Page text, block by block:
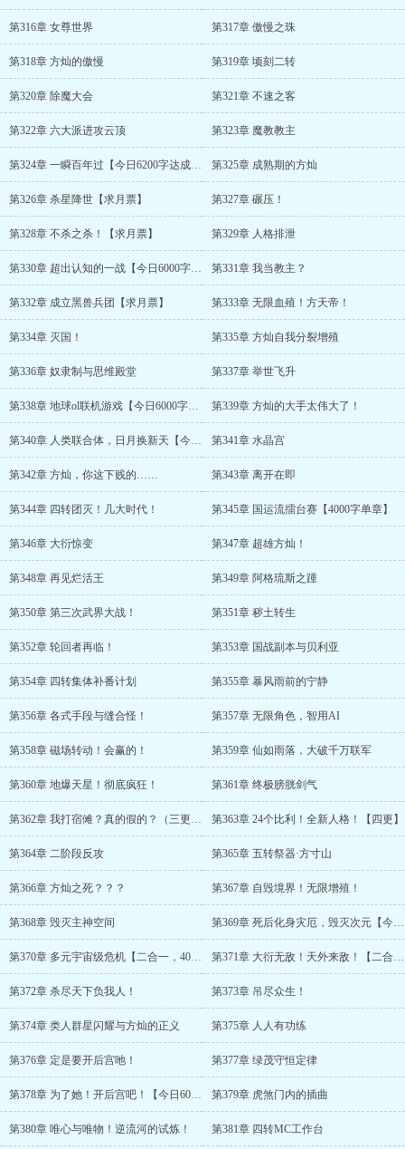
第316章 女尊世界 第317章 傲慢之珠
第318章 方灿的傲慢 第319章 顷刻二转
第320章 除魔大会 第321章 不速之客
第322章 六大派进攻云顶 第323章 魔教教主
第324章 一瞬百年过【今日6200字达成，明天月初求月票】 第325章 成熟期的方灿
第326章 杀星降世【求月票】 第327章 碾压！
第328章 不杀之杀！【求月票】 第329章 人格排泄
第330章 超出认知的一战【今日6000字达成，月初求月票】 第331章 我当教主？
第332章 成立黑兽兵团【求月票】 第333章 无限血殖！方天帝！
第334章 灭国！ 第335章 方灿自我分裂增殖
第336章 奴隶制与思维殿堂 第337章 举世飞升
第338章 地球ol联机游戏【今日6000字达成，求月票】 第339章 方灿的大手太伟大了！
第340章 人类联合体，日月换新天【今日6000，求订阅,】 第341章 水晶宫
第342章 方灿，你这下贱的…… 第343章 离开在即
第344章 四转团灭！几大时代！ 第345章 国运流擂台赛【4000字单章】
第346章 大衍惊变 第347章 超雄方灿！
第348章 再见烂活王 第349章 阿格琉斯之踵
第350章 第三次武界大战！ 第351章 秽土转生
第352章 轮回者再临！ 第353章 国战副本与贝利亚
第354章 四转集体补番计划 第355章 暴风雨前的宁静
第356章 各式手段与缝合怪！ 第357章 无限角色，智用AI
第358章 磁场转动！会赢的！ 第359章 仙如雨落，大破千万联军
第360章 地爆天星！彻底疯狂！ 第361章 终极膀胱剑气
第362章 我打宿傩？真的假的？（三更求月票） 第363章 24个比利！全新人格！【四更】
第364章 二阶段反攻 第365章 五转祭器·方寸山
第366章 方灿之死？？？ 第367章 自毁境界！无限增殖！
第368章 毁灭主神空间 第369章 死后化身灾厄，毁灭次元【今日6000】
第370章 多元宇宙级危机【二合一，4000字中章】 第371章 大衍无敌！天外来敌！【二合一，4000字合章】
第372章 杀尽天下负我人！ 第373章 吊尽众生！
第374章 类人群星闪耀与方灿的正义 第375章 人人有功练
第376章 定是要开后宫吔！ 第377章 绿茂守恒定律
第378章 为了她！开后宫吧！【今日6000！求月票！】 第379章 虎煞门内的插曲
第380章 唯心与唯物！逆流河的试炼！ 第381章 四转MC工作台